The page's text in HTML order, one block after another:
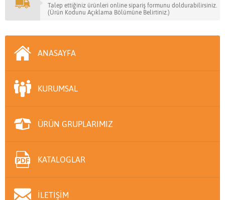
Talep ettiğiniz ürünleri online sipariş formunu doldurabilirsiniz.
(Ürün Kodunu Açıklama Bölümüne Belirtiniz.)
ANASAYFA
KURUMSAL
ÜRÜN GRUPLARIMIZ
KATALOGLAR
İLETİŞİM